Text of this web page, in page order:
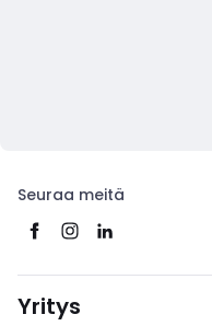
Seuraa meitä
Yritys